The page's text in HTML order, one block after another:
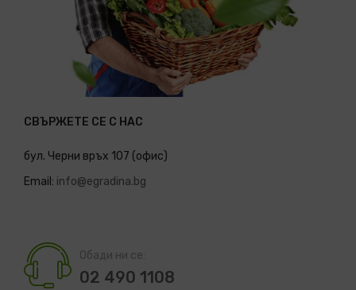
СВЪРЖЕТЕ СЕ С НАС
бул. Черни връх 107 (офис)
Email: info@egradina.bg
Обади ни се:
02 490 1108